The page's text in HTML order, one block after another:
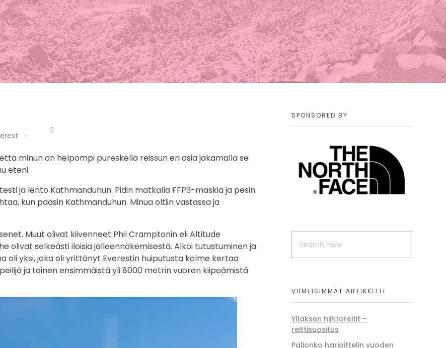
0
minun on helpompi pureskella reissun eri osia jakamalla se
eteni.
ja lento Kathmanduhun. Pidin matkalla FFP3-maskia ja pesin
kun pääsin Kathmanduhun. Minua oltiin vastassa ja
Muut olivat kiivenneet Phil Cramptonin eli Altitude
olivat selkeästi iloisia jälleennäkemisestä. Alkoi tutustuminen ja
oli yksi, joka oli yrittänyt Everestin huiputusta kolme kertaa
ja toinen ensimmäistä yli 8000 metrin vuoren kiipeämistä
SPONSORED BY
VIIMEISIMMÄT ARTIKKELIT
Ylläksen hiihtoreitit –
reittisuositus
Paljonko harjoittelin vuoden